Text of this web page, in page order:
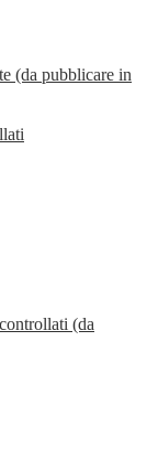
(da pubblicare in
(da